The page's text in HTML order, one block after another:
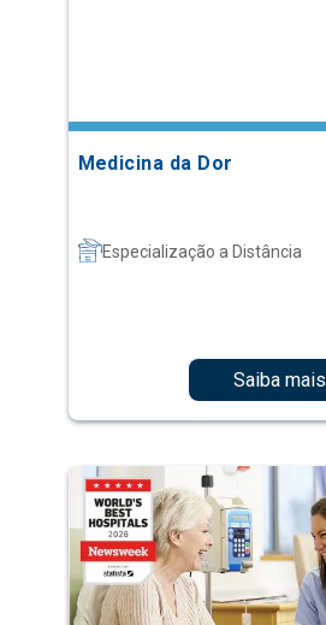
Medicina da Dor
Especialização a Distância
Saiba mais